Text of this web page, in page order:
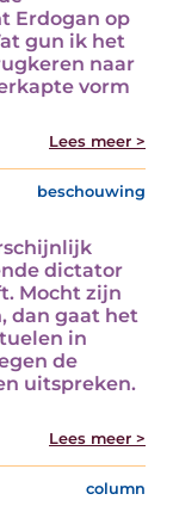
Erdogan op
gun ik het
naar
vorm
Lees meer >
beschouwing
dictator
Mocht zijn
dan gaat het
in
de
uitspreken.
Lees meer >
column